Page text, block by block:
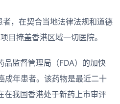
，在契合当地法律法规和道德
掩盖香港区域一切医院。
监督管理局（FDA）的加快
成年患者。该药物是最近二十
在我国香港处于新药上市审评